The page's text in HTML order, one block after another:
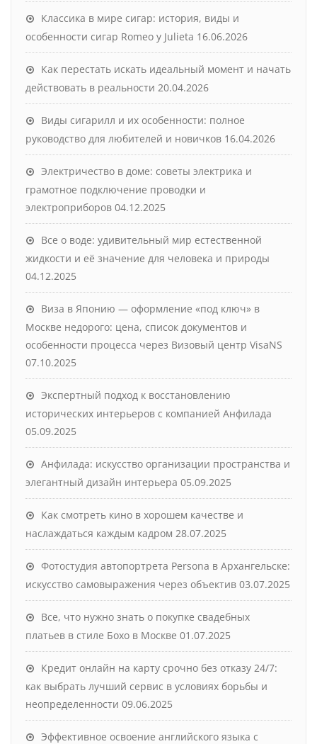
Классика в мире сигар: история, виды и
особенности сигар Romeo y Julieta 16.06.2026
Как перестать искать идеальный момент и начать
действовать в реальности 20.04.2026
Виды сигарилл и их особенности: полное
руководство для любителей и новичков 16.04.2026
Электричество в доме: советы электрика и
грамотное подключение проводки и
электроприборов 04.12.2025
Все о воде: удивительный мир естественной
жидкости и её значение для человека и природы
04.12.2025
Виза в Японию — оформление «под ключ» в
Москве недорого: цена, список документов и
особенности процесса через Визовый центр VisaNS
07.10.2025
Экспертный подход к восстановлению
исторических интерьеров с компанией Анфилада
05.09.2025
Анфилада: искусство организации пространства и
элегантный дизайн интерьера 05.09.2025
Как смотреть кино в хорошем качестве и
наслаждаться каждым кадром 28.07.2025
Фотостудия автопортрета Persona в Архангельске:
искусство самовыражения через объектив 03.07.2025
Все, что нужно знать о покупке свадебных
платьев в стиле Бохо в Москве 01.07.2025
Кредит онлайн на карту срочно без отказу 24/7:
как выбрать лучший сервис в условиях борьбы и
неопределенности 09.06.2025
Эффективное освоение английского языка с